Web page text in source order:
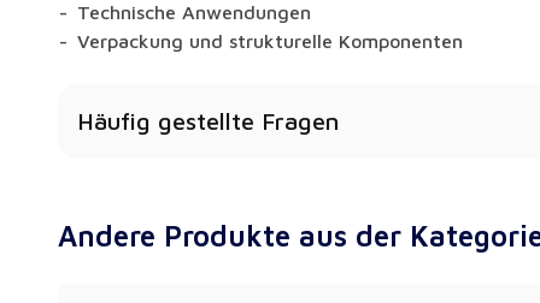
Technische Anwendungen
Verpackung und strukturelle Komponenten
Häufig gestellte Fragen
Ja - lebensmittelechte Typen mit Zertifizierungen
Andere Produkte aus der